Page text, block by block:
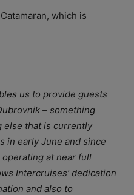
which is
us to provide guests
– something
else that is currently
in early June and since
operating at near full
Intercruises’ dedication
and also to